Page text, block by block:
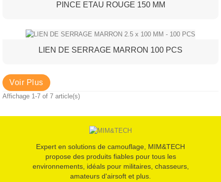
PINCE ETAU ROUGE 150 MM
LIEN DE SERRAGE MARRON 100 PCS
Voir Plus
Affichage 1-7 of 7 article(s)
Expert en solutions de camouflage, MIM&TECH
propose des produits fiables pour tous les
environnements, idéals pour militaires, chasseurs,
amateurs d'airsoft et plus.